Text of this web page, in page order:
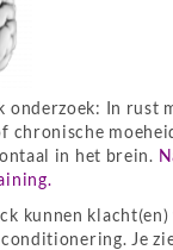
onderzoek: In rust
chronische
in het brein.
kunnen
Je